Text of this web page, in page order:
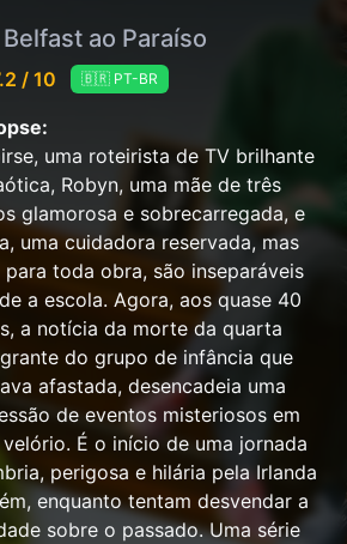
Belfast ao Paraíso
/ 10 🇧🇷 PT-BR
uma roteirista de TV brilhante
Robyn, uma mãe de três
glamorosa e sobrecarregada, e
uma cuidadora reservada, mas
para toda obra, são inseparáveis
a escola. Agora, aos quase 40
a notícia da morte da quarta
do grupo de infância que
afastada, desencadeia uma
de eventos misteriosos em
velório. É o início de uma jornada
perigosa e hilária pela Irlanda
enquanto tentam desvendar a
sobre o passado. Uma série